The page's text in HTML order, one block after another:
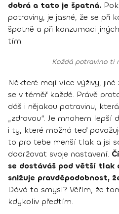
dobrá a tato je špatná.
potraviny, je jasné, že se při
špatně a při konzumaci
tím.
Každá potravina ti
Některé mají více výživy,
se v téměř každé. Právě
dáš i nějakou potravinu,
„zdravou“. Je mnohem
i ty, které možná teď
to pro tebe menší tlak a jsi
dodržovat svoje nastavení.
se dostáváš pod větší tlak
snižuje pravděpodobnost,
Dává to smysl? Věřím, že
kdykoliv předtím.